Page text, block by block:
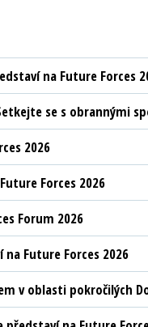
na Future Forces
se s obrannými
2026
Forces 2026
Forum 2026
na Future Forces 2026
v oblasti pokročilých